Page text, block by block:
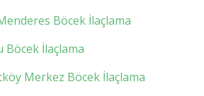
Böcek İlaçlama
İlaçlama
Merkez Böcek İlaçlama